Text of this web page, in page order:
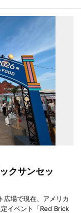
クサンセッ
広場で現在、アメリカ
イベント「Red Brick